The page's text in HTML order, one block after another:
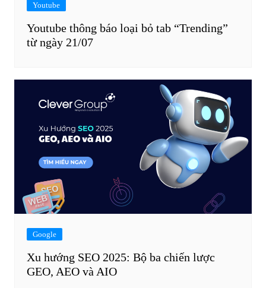
Youtube
Youtube thông báo loại bỏ tab “Trending”
từ ngày 21/07
Google
Xu hướng SEO 2025: Bộ ba chiến lược
GEO, AEO và AIO